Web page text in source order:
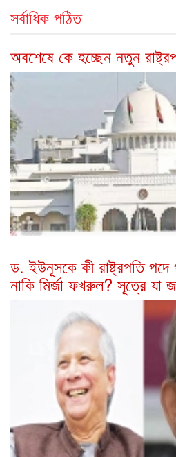
সর্বাধিক পঠিত
অবশেষে কে হচ্ছেন নতুন
ড. ইউনূসকে কী রাষ্ট্রপতি পদে
নাকি মির্জা ফখরুল? সূত্রে যা